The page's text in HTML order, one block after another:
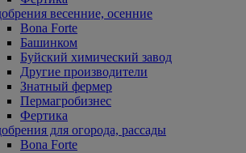
весенние, осенние
Bona Forte
Башинком
Буйский химический завод
Другие производители
Знатный фермер
Пермагробизнес
Фертика
для огорода, рассады
Bona Forte